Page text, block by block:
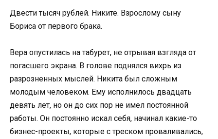
Двести тысяч рублей. Никите. Взрослому сыну
Бориса от первого брака.
Вера опустилась на табурет, не отрывая взгляда от
погасшего экрана. В голове поднялся вихрь из
разрозненных мыслей. Никита был сложным
молодым человеком. Ему исполнилось двадцать
девять лет, но он до сих пор не имел постоянной
работы. Он постоянно искал себя, начинал какие-то
бизнес-проекты, которые с треском проваливались,